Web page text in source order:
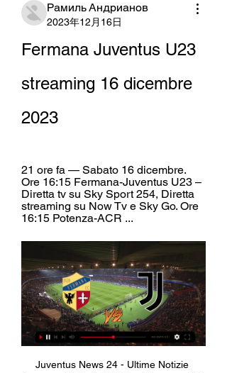
Рамиль Андрианов
2023年12月16日
Fermana Juventus U23
streaming 16 dicembre
2023
21 ore fa — Sabato 16 dicembre.
Ore 16:15 Fermana-Juventus U23 –
Diretta tv su Sky Sport 254, Diretta
streaming su Now Tv e Sky Go. Ore
16:15 Potenza-ACR ...
Juventus News 24 - Ultime Notizie